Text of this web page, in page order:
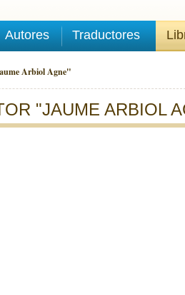
Autores Traductores
Arbiol Agne"
"JAUME ARBIOL